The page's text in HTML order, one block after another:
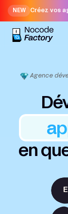
NEW Créez vos
Agence
en